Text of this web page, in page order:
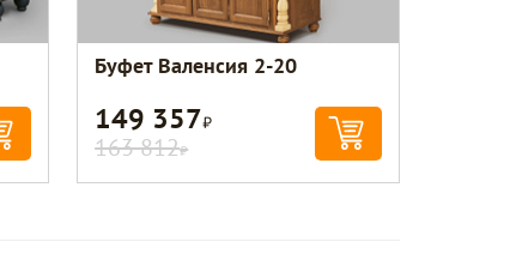
Буфет Валенсия 2-20
149 357Р
163 812Р